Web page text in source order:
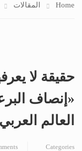
Home المقالات
حقيقة لا
«إنصاف
العالم العربي
Categories